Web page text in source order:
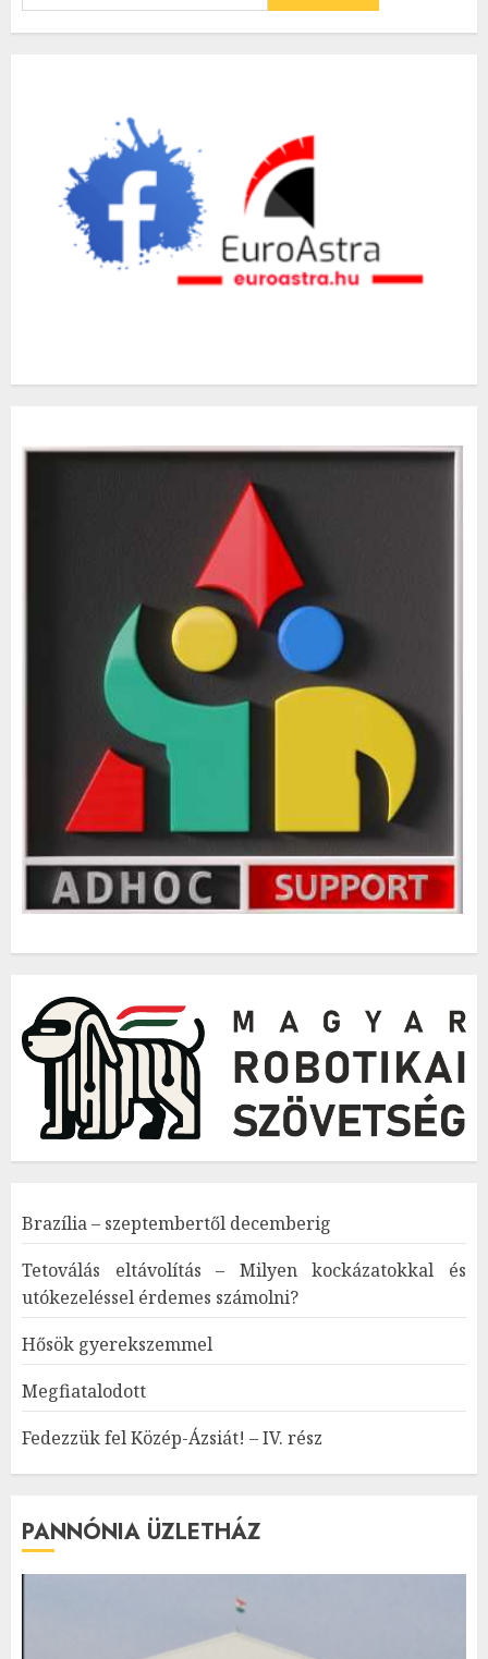
Brazília – szeptembertől decemberig
Tetoválás eltávolítás – Milyen kockázatokkal és
utókezeléssel érdemes számolni?
Hősök gyerekszemmel
Megfiatalodott
Fedezzük fel Közép-Ázsiát! – IV. rész
PANNÓNIA ÜZLETHÁZ